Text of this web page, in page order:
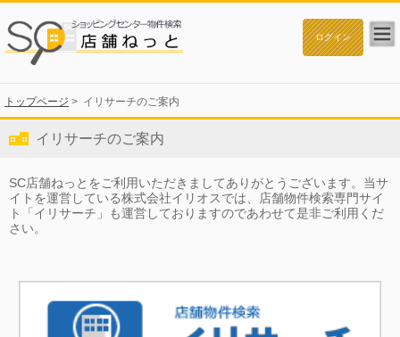
トップページ > イリサーチのご案内
イリサーチのご案内
SC店舗ねっとをご利用いただきましてありがとうございます。当サ
イトを運営している株式会社イリオスでは、店舗物件検索専門サイ
ト「イリサーチ」も運営しておりますのであわせて是非ご利用くだ
さい。